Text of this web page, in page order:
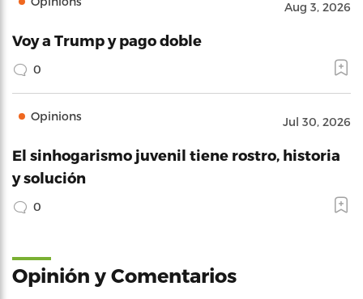
Aug 3, 2026
Voy a Trump y pago doble
0
Opinions Jul 30, 2026
El sinhogarismo juvenil tiene rostro, historia
y solución
0
Opinión y Comentarios